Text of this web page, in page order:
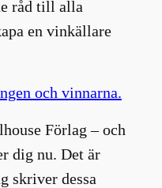
råd till alla
en vinkällare
och vinnarna.
Förlag – och
dig nu. Det är
skriver dessa